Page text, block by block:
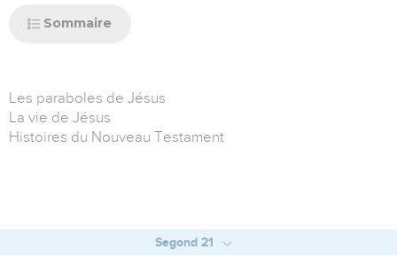
Sommaire
Les paraboles de Jésus
La vie de Jésus
Histoires du Nouveau Testament
Segond 21